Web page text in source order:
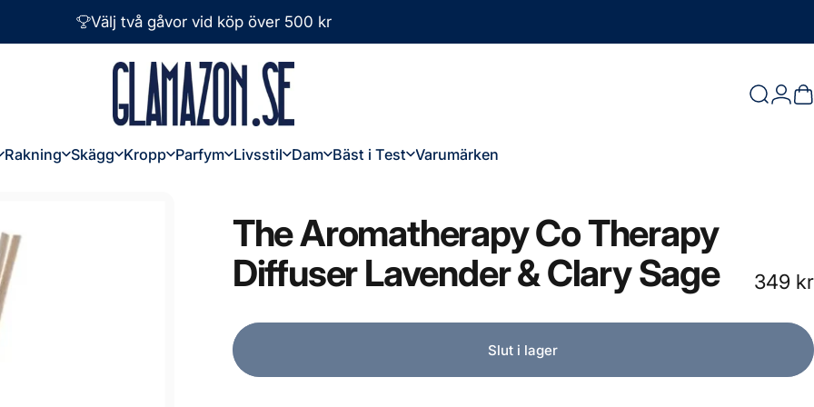
Välj två gåvor vid köp över 500 kr
Glamazon Sök
Rakning Skägg Kropp Parfym Livsstil Dam Bäst i Test Varumärken
TheAromatherapyCoTherapy
Diffuser Lavender&ClarySage 349 kr
Slut i lager